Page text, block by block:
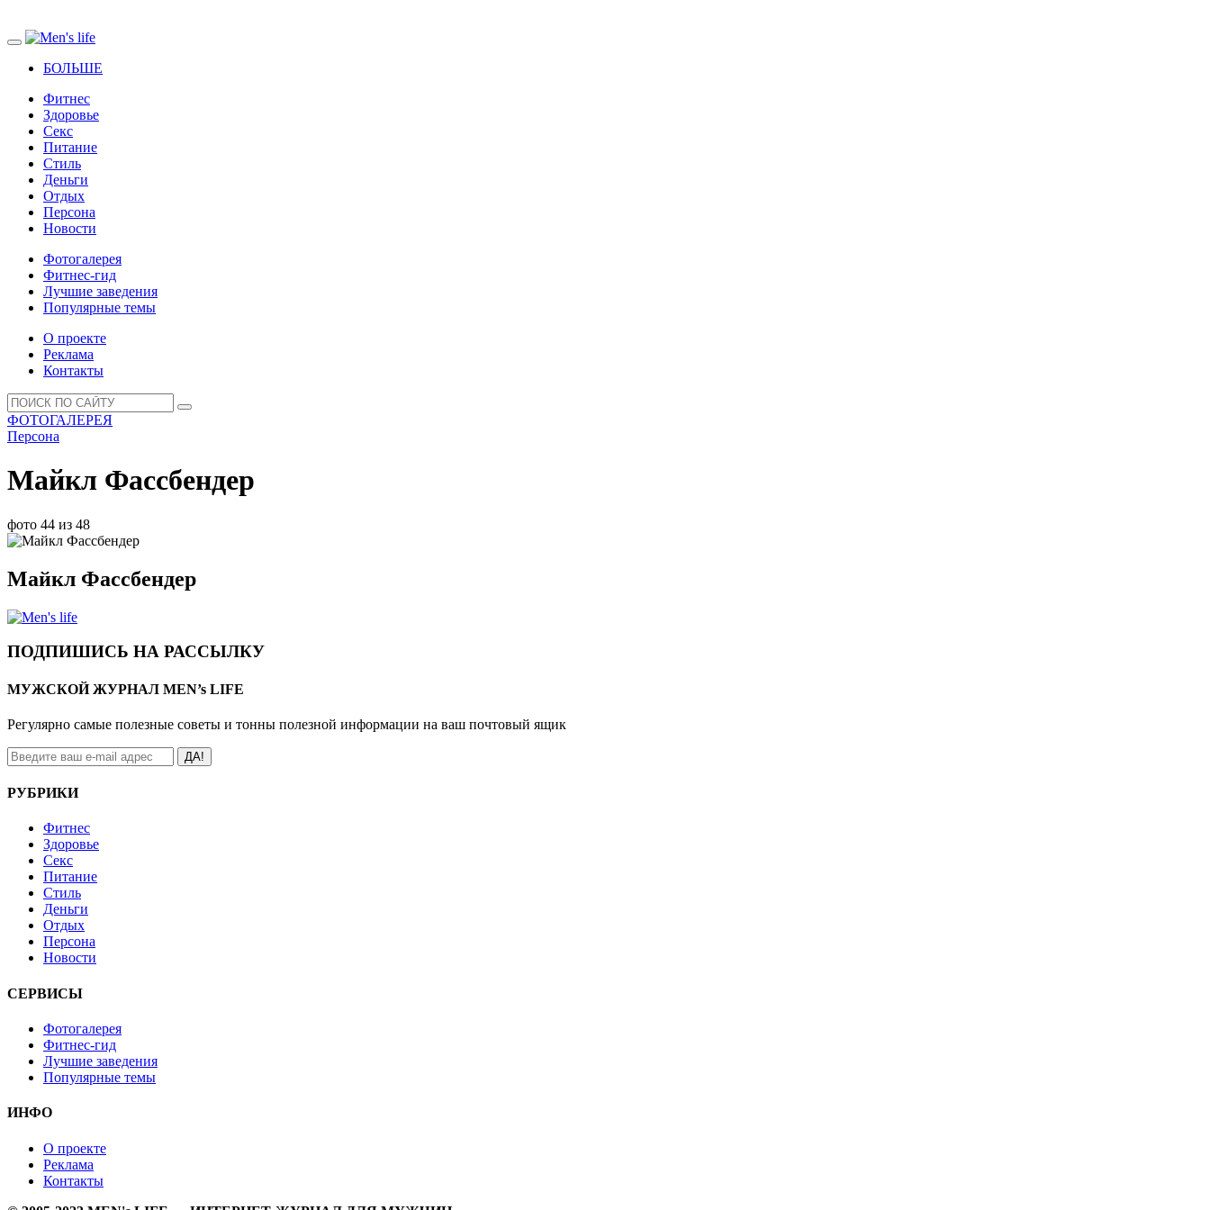
БОЛЬШЕ
Фитнес
Здоровье
Секс
Питание
Стиль
Деньги
Отдых
Персона
Новости
Фотогалерея
Фитнес-гид
Лучшие заведения
Популярные темы
О проекте
Реклама
Контакты
ФОТОГАЛЕРЕЯ
Персона
Майкл Фассбендер
фото 44 из 48
Майкл Фассбендер
ПОДПИШИСЬ НА РАССЫЛКУ
МУЖСКОЙ ЖУРНАЛ MEN’s LIFE
Регулярно самые полезные советы и тонны полезной информации на ваш почтовый ящик
ДА!
РУБРИКИ
Фитнес
Здоровье
Секс
Питание
Стиль
Деньги
Отдых
Персона
Новости
СЕРВИСЫ
Фотогалерея
Фитнес-гид
Лучшие заведения
Популярные темы
ИНФО
О проекте
Реклама
Контакты